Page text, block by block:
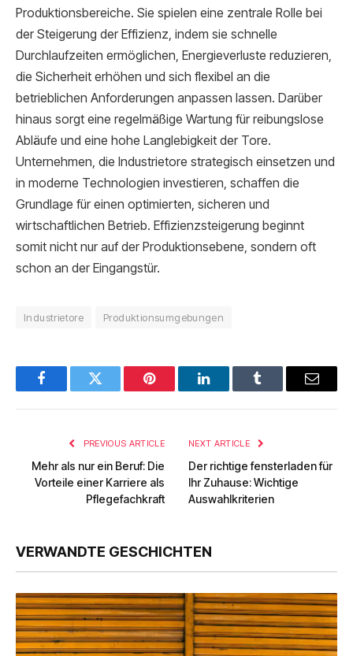
Produktionsbereiche. Sie spielen eine zentrale Rolle bei
der Steigerung der Effizienz, indem sie schnelle
Durchlaufzeiten ermöglichen, Energieverluste reduzieren,
die Sicherheit erhöhen und sich flexibel an die
betrieblichen Anforderungen anpassen lassen. Darüber
hinaus sorgt eine regelmäßige Wartung für reibungslose
Abläufe und eine hohe Langlebigkeit der Tore.
Unternehmen, die Industrietore strategisch einsetzen und
in moderne Technologien investieren, schaffen die
Grundlage für einen optimierten, sicheren und
wirtschaftlichen Betrieb. Effizienzsteigerung beginnt
somit nicht nur auf der Produktionsebene, sondern oft
schon an der Eingangstür.
Industrietore Produktionsumgebungen
FacebookTwitter Pinterest LinkedInTumblr Email
PREVIOUS ARTICLE
Mehr als nur ein Beruf: Die
Vorteile einer Karriere als
Pflegefachkraft
NEXT ARTICLE
Der richtige fensterladen für
Ihr Zuhause: Wichtige
Auswahlkriterien
VERWANDTE GESCHICHTEN